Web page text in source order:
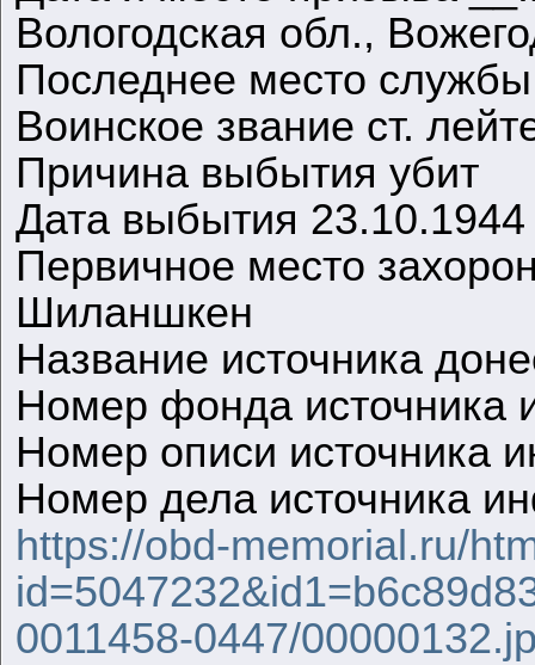
Вологодская обл.,
Последнее место
Воинское звание ст.
Причина выбытия убит
Дата выбытия 23.10.1944
Первичное место
Шиланшкен
Название источника
Номер фонда источника
Номер описи источника
Номер дела источника
https://obd-memorial.ru/
0011458-0447/